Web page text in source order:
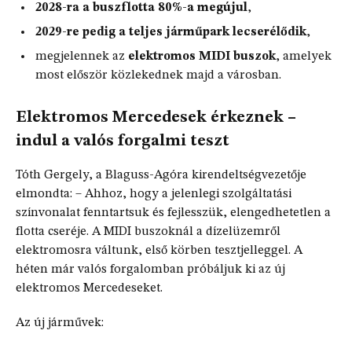
2028-ra a buszflotta 80%-a megújul,
2029-re pedig a teljes járműpark lecserélődik,
megjelennek az elektromos MIDI buszok, amelyek
most először közlekednek majd a városban.
Elektromos Mercedesek érkeznek –
indul a valós forgalmi teszt
Tóth Gergely, a Blaguss-Agóra kirendeltségvezetője
elmondta: – Ahhoz, hogy a jelenlegi szolgáltatási
színvonalat fenntartsuk és fejlesszük, elengedhetetlen a
flotta cseréje. A MIDI buszoknál a dízelüzemről
elektromosra váltunk, első körben tesztjelleggel. A
héten már valós forgalomban próbáljuk ki az új
elektromos Mercedeseket.
Az új járművek: